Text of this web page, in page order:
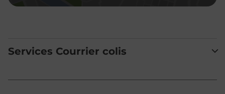
Services Courrier colis